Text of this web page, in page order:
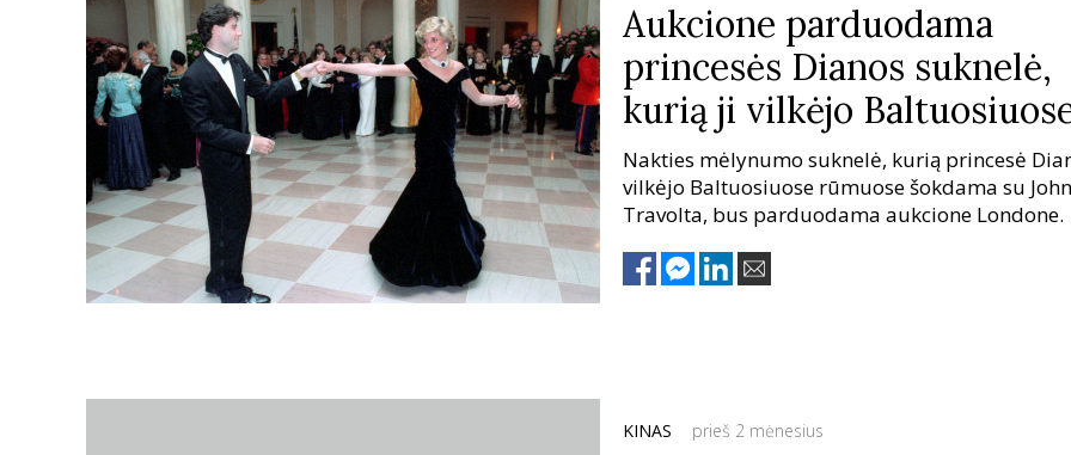
Aukcione parduodama
princesės Dianos suknelė,
kurią ji vilkėjo
rūmuose šokdama su J.
Travolta
Nakties mėlynumo suknelė, kurią princesė
vilkėjo Baltuosiuose rūmuose šokdama su
Travolta, bus parduodama aukcione Londone.
KINAS prieš 2 mėnesius